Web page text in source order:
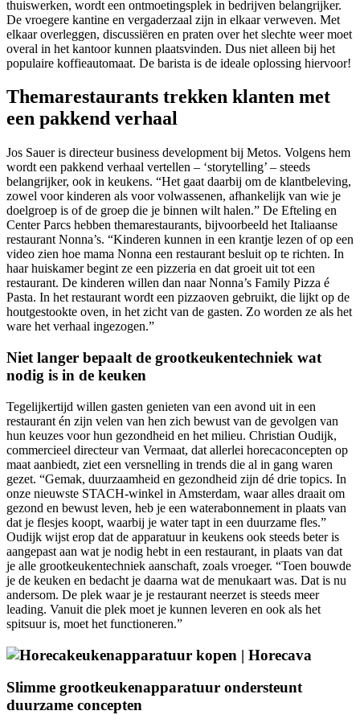
thuiswerken, wordt een ontmoetingsplek in bedrijven belangrijker.
De vroegere kantine en vergaderzaal zijn in elkaar verweven. Met
elkaar overleggen, discussiëren en praten over het slechte weer moet
overal in het kantoor kunnen plaatsvinden. Dus niet alleen bij het
populaire koffieautomaat. De barista is de ideale oplossing hiervoor!
Themarestaurants trekken klanten met
een pakkend verhaal
Jos Sauer is directeur business development bij Metos. Volgens hem
wordt een pakkend verhaal vertellen – ‘storytelling’ – steeds
belangrijker, ook in keukens. “Het gaat daarbij om de klantbeleving,
zowel voor kinderen als voor volwassenen, afhankelijk van wie je
doelgroep is of de groep die je binnen wilt halen.” De Efteling en
Center Parcs hebben themarestaurants, bijvoorbeeld het Italiaanse
restaurant Nonna’s. “Kinderen kunnen in een krantje lezen of op een
video zien hoe mama Nonna een restaurant besluit op te richten. In
haar huiskamer begint ze een pizzeria en dat groeit uit tot een
restaurant. De kinderen willen dan naar Nonna’s Family Pizza é
Pasta. In het restaurant wordt een pizzaoven gebruikt, die lijkt op de
houtgestookte oven, in het zicht van de gasten. Zo worden ze als het
ware het verhaal ingezogen.”
Niet langer bepaalt de grootkeukentechniek wat
nodig is in de keuken
Tegelijkertijd willen gasten genieten van een avond uit in een
restaurant én zijn velen van hen zich bewust van de gevolgen van
hun keuzes voor hun gezondheid en het milieu. Christian Oudijk,
commercieel directeur van Vermaat, dat allerlei horecaconcepten op
maat aanbiedt, ziet een versnelling in trends die al in gang waren
gezet. “Gemak, duurzaamheid en gezondheid zijn dé drie topics. In
onze nieuwste STACH-winkel in Amsterdam, waar alles draait om
gezond en bewust leven, heb je een waterabonnement in plaats van
dat je flesjes koopt, waarbij je water tapt in een duurzame fles.”
Oudijk wijst erop dat de apparatuur in keukens ook steeds beter is
aangepast aan wat je nodig hebt in een restaurant, in plaats van dat
je alle grootkeukentechniek aanschaft, zoals vroeger. “Toen bouwde
je de keuken en bedacht je daarna wat de menukaart was. Dat is nu
andersom. De plek waar je je restaurant neerzet is steeds meer
leading. Vanuit die plek moet je kunnen leveren en ook als het
spitsuur is, moet het functioneren.”
Slimme grootkeukenapparatuur ondersteunt
duurzame concepten